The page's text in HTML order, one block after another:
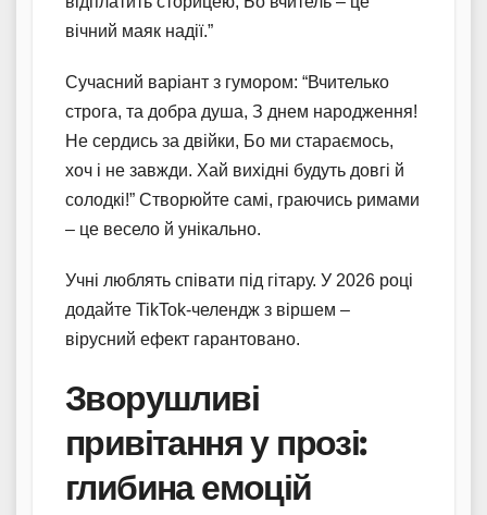
вічний маяк надії.”
Сучасний варіант з гумором: “Вчителько
строга, та добра душа, З днем народження!
Не сердись за двійки, Бо ми стараємось,
хоч і не завжди. Хай вихідні будуть довгі й
солодкі!” Створюйте самі, граючись римами
– це весело й унікально.
Учні люблять співати під гітару. У 2026 році
додайте TikTok-челендж з віршем –
вірусний ефект гарантовано.
Зворушливі
привітання у прозі:
глибина емоцій